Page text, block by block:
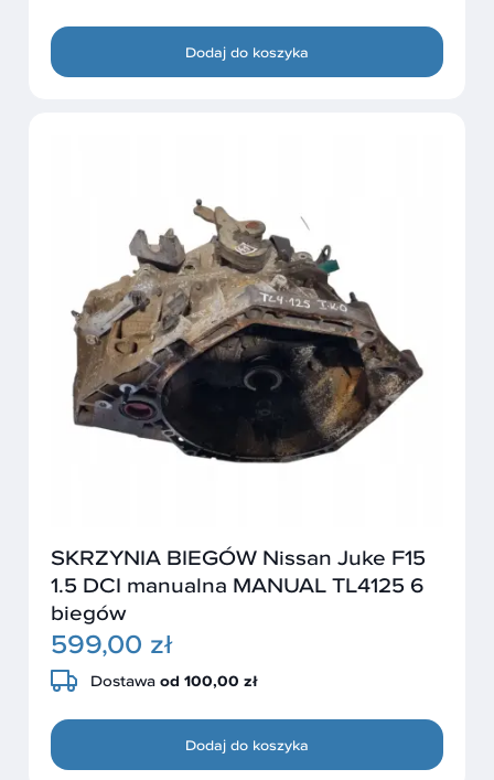
Dodaj do koszyka
SKRZYNIA BIEGÓW Nissan Juke F15
1.5 DCI manualna MANUAL TL4125 6
biegów
599,00 zł
Dostawa od 100,00 zł
Dodaj do koszyka